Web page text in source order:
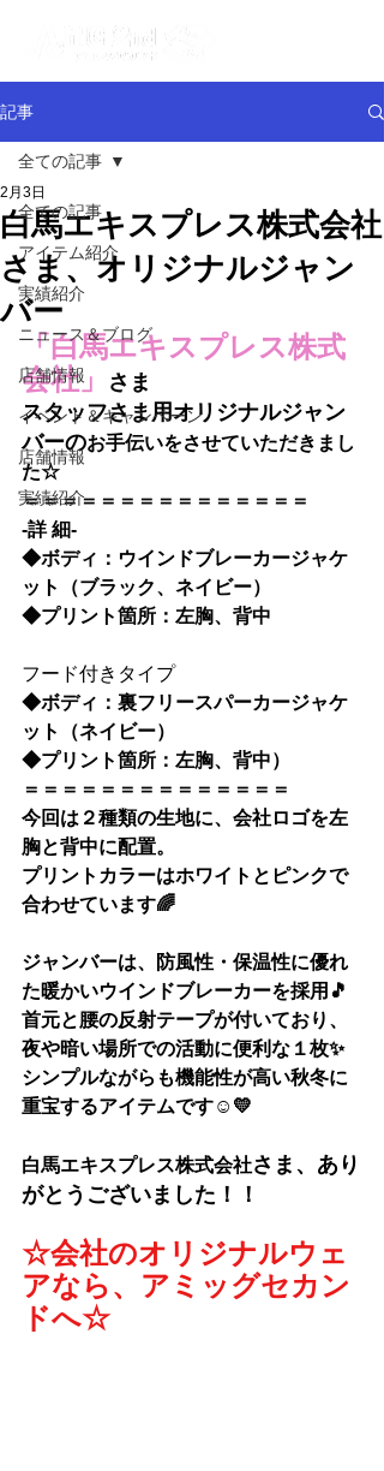
記事
全ての記事
アイテム紹介
実績紹介
ニュース＆ブログ
店舗情報
イベント＆キャンペーン
店舗情報
実績紹介
全ての記事
白馬エキスプレス株式会社
さま、オリジナルジャン
バー
2月3日
「白馬エキスプレス株式
会社」
さま
スタッフさま用オリジナルジャン
バーのお手伝いをさせていただきまし
た☆
＝＝＝＝＝＝＝＝＝＝＝＝＝＝ ＝
-詳 細-
◆ボディ： ウインドブレーカージャケ
ット
（ブラック、ネイビー）
◆プリント箇所：左胸、背中
フード付きタイプ
◆ボディ： 裏フリースパーカージャケ
ット
（ネイビー）
◆プリント箇所：左胸、背中）
＝＝＝＝＝＝＝＝＝＝＝＝＝＝
今回は２種類の生地に、会社ロゴを左
胸と背中に配置。
プリントカラーはホワイトとピンクで
合わせています🌈
ジャンバーは、防風性・保温性に優れ
た暖かいウインドブレーカーを採用🎵
首元と腰の反射テープが付いており、
夜や暗い場所での活動に便利な１枚✨
シンプルながらも機能性が高い秋冬に
重宝するアイテムです☺💛
白馬エキスプレス株式会社さま、 あり
がとうございました！！
☆会社のオリジナルウェ
アなら、アミッグセカン
ドへ☆